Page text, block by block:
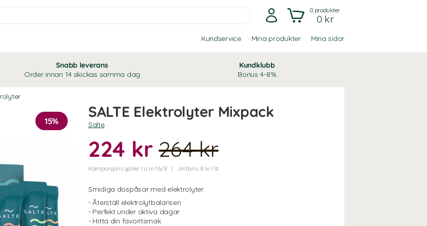
0produkter
0 kr
Kundservice Mina produkter Mina sidor
Snabb leverans
Order innan 14 skickas samma dag
Kundklubb
Bonus 4-8%
15%
SALTE Elektrolyter Mixpack
Salte
224 kr 264 kr
Kampanjpris gäller t o m 16/8 Jmfpris: 8 kr/st
Smidiga dospåsar med elektrolyter.
- Återställ elektrolytbalansen
- Perfekt under aktiva dagar
- Hitta din favoritsmak